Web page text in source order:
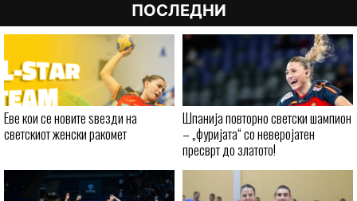
ПОСЛЕДНИ
Еве кои се новите ѕвезди на
светскиот женски ракомет
Шпанија повторно светски шампион
– „фуријата“ со неверојатен
пресврт до златото!